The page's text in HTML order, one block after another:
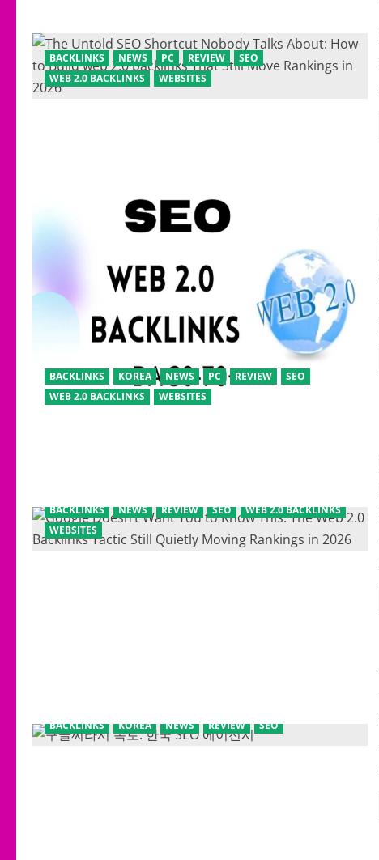
BACKLINKS NEWS PC REVIEW
SEO
WEB 2.0 BACKLINKS
WEBSITES
BACKLINKS KOREA NEWS PC REVIEW
SEO
WEB 2.0 BACKLINKS
WEBSITES
BACKLINKS NEWS REVIEW SEO
WEB 2.0 BACKLINKS
WEBSITES
BACKLINKS KOREA NEWS REVIEW SEO